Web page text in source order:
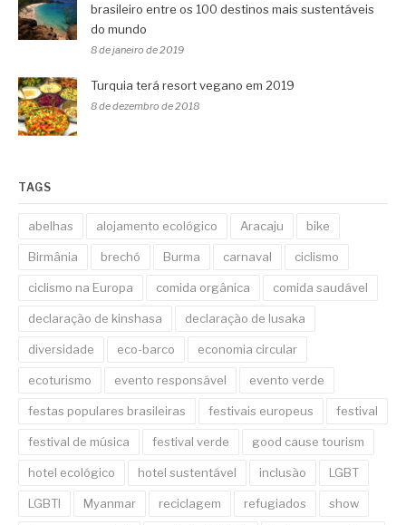
brasileiro entre os 100 destinos mais sustentáveis
do mundo
8 de janeiro de 2019
Turquia terá resort vegano em 2019
8 de dezembro de 2018
TAGS
abelhas alojamento ecológico Aracaju bike
Birmânia brechó Burma carnaval ciclismo
ciclismo na Europa comida orgânica comida saudável
declaração de kinshasa declaração de lusaka
diversidade eco-barco economia circular
ecoturismo evento responsável evento verde
festas populares brasileiras festivais europeus festival
festival de música festival verde good cause tourism
hotel ecológico hotel sustentável inclusão LGBT
LGBTI Myanmar reciclagem refugiados show